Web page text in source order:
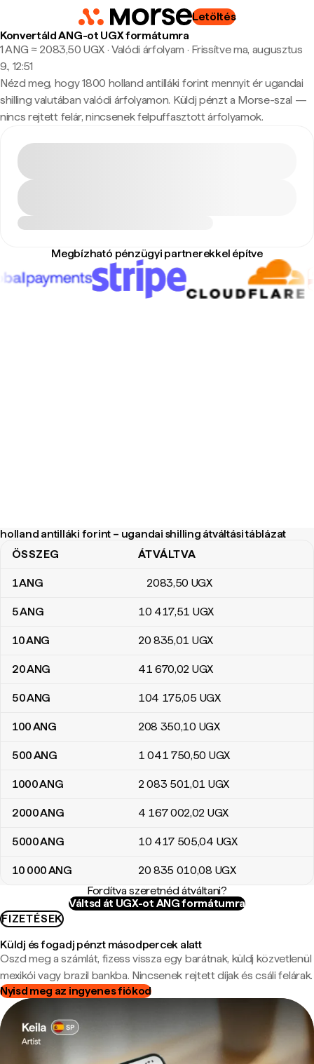
Letöltés
Konvertáld ANG-ot UGX formátumra
1 ANG ≈ 2083,50 UGX · Valódi árfolyam · Frissítve ma, augusztus
9., 12:51
Nézd meg, hogy 1800 holland antilláki forint mennyit ér ugandai
shilling valutában valódi árfolyamon. Küldj pénzt a Morse-szal —
nincs rejtett felár, nincsenek felpuffasztott árfolyamok.
Megbízható pénzügyi partnerekkel építve
holland antilláki forint – ugandai shilling átváltási táblázat
holland antilláki forint – ugandai shilling átváltási táblázat
ÖSSZEG ÁTVÁLTVA
1ANG 2083,50 UGX
5ANG 10 417,51 UGX
10ANG 20 835,01 UGX
20ANG 41 670,02 UGX
50ANG 104 175,05 UGX
100ANG 208 350,10 UGX
500ANG 1 041 750,50 UGX
1000ANG 2 083 501,01 UGX
2000ANG 4 167 002,02 UGX
5000ANG 10 417 505,04 UGX
10 000ANG 20 835 010,08 UGX
Fordítva szeretnéd átváltani?
Váltsd át UGX-ot ANG formátumra
FIZETÉSEK
Küldj és fogadj pénzt másodpercek alatt
Oszd meg a számlát, fizess vissza egy barátnak, küldj közvetlenül
mexikói vagy brazil bankba. Nincsenek rejtett díjak és csáli felárak.
Nyisd meg az ingyenes fiókod